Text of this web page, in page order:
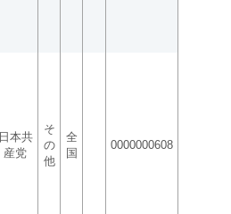
日本共
産党
そ
の
他
全
国
0000000608